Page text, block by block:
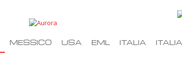
MESSICO USA EML ITALIA